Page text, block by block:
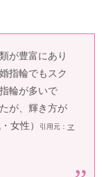
が豊富にあり
指輪でもスク
輪が多いで
が、輝き方が
女性）
引用元：マ